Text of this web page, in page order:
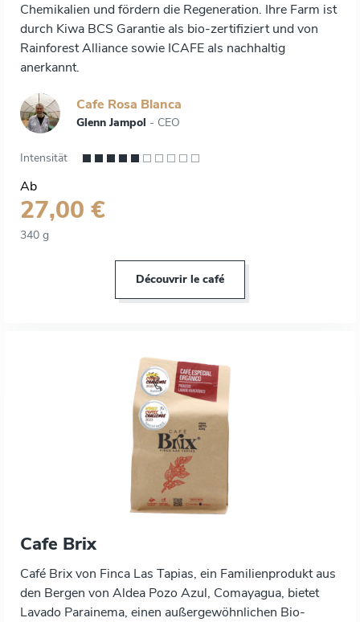
Chemikalien und fördern die Regeneration. Ihre Farm ist
durch Kiwa BCS Garantie als bio-zertifiziert und von
Rainforest Alliance sowie ICAFE als nachhaltig
anerkannt.
Cafe Rosa Blanca
Glenn Jampol - CEO
Intensität
Ab
27,00 €
340 g
Découvrir le café
Cafe Brix
Café Brix von Finca Las Tapias, ein Familienprodukt aus
den Bergen von Aldea Pozo Azul, Comayagua, bietet
Lavado Parainema, einen außergewöhnlichen Bio-